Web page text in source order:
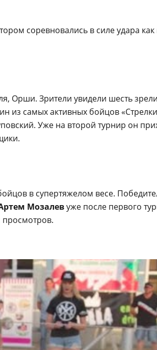
соревновались в силе удара
Орши. Зрители увидели шесть
из самых активных бойцов
Уже на второй турнир он
в супертяжелом весе.
Мозалевуже после первого
просмотров.